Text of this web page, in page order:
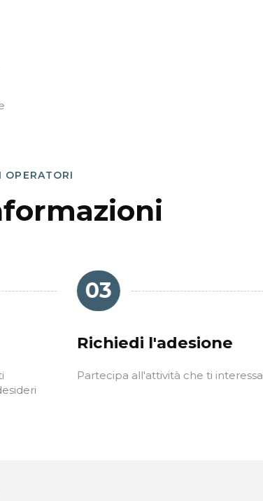
03
Richiedi l'adesione
Partecipa all'attività che ti interessa